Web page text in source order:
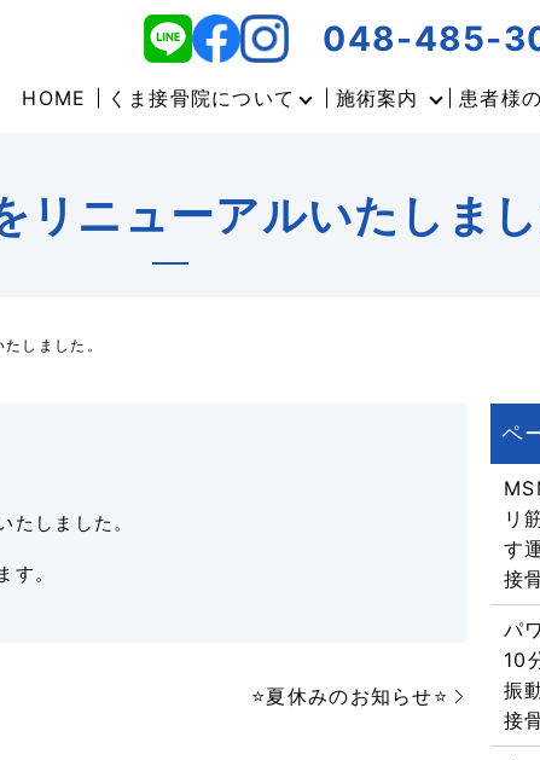
HOME くま接骨院について 施術案内 患者様
048-485-
リニューアルいたしまし
しました。
たしました。
す。
⭐️夏休みのお知らせ⭐️
リ
す
接
パ
10
振
接